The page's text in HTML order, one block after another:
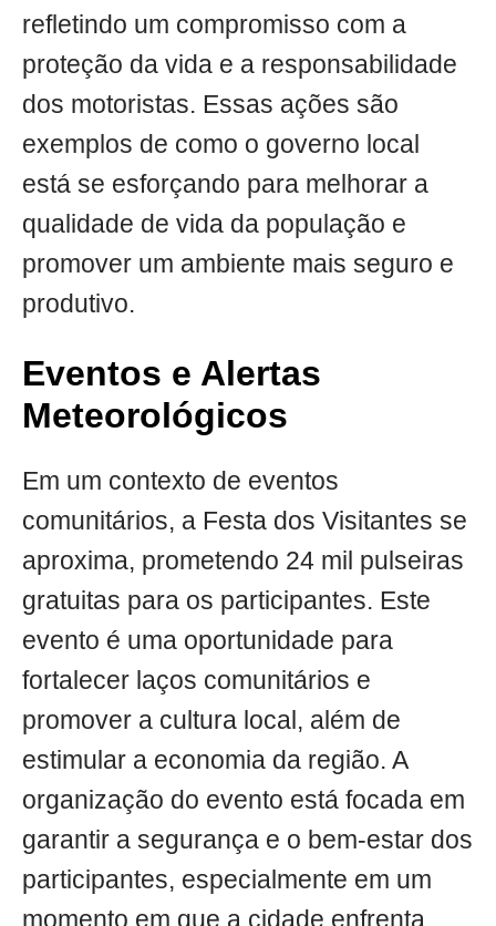
refletindo um compromisso com a
proteção da vida e a responsabilidade
dos motoristas. Essas ações são
exemplos de como o governo local
está se esforçando para melhorar a
qualidade de vida da população e
promover um ambiente mais seguro e
produtivo.
Eventos e Alertas
Meteorológicos
Em um contexto de eventos
comunitários, a Festa dos Visitantes se
aproxima, prometendo 24 mil pulseiras
gratuitas para os participantes. Este
evento é uma oportunidade para
fortalecer laços comunitários e
promover a cultura local, além de
estimular a economia da região. A
organização do evento está focada em
garantir a segurança e o bem-estar dos
participantes, especialmente em um
momento em que a cidade enfrenta